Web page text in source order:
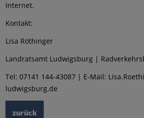
Internet.
Kontakt:
Lisa Röthinger
Landratsamt Ludwigsburg |
Tel: 07141 144-43087 | E-Mail:
ludwigsburg.de
zurück